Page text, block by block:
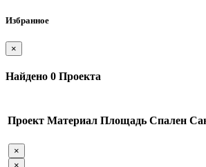
Избранное
×
Найдено 0 Проекта
Проект Материал Площадь Спален
×